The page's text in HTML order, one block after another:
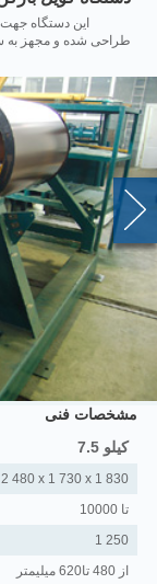
این دستگاه جهت
طراحی شده و مجهز به
مشخصات فنی
کیلو 7.5
2 480 x 1 730 x 1 830
تا 10000
1 250
از 480 تا620 میلیمتر